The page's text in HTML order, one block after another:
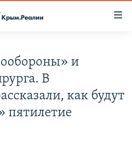
и
В
как будут
пятилетие